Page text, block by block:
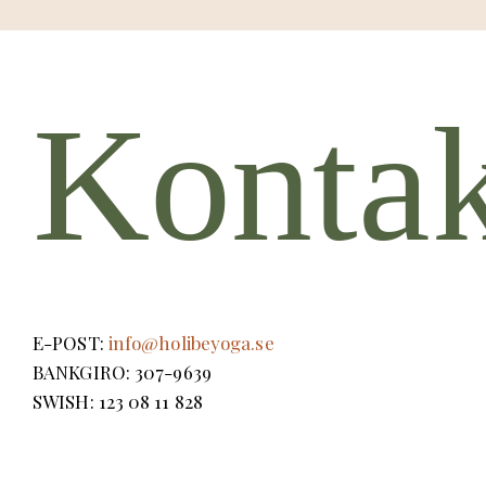
E-POST: info@holibeyoga.se
BANKGIRO: 307-9639
SWISH: 123 08 11 828